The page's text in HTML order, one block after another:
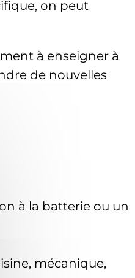
on peut
à enseigner à
de nouvelles
à la batterie ou un
mécanique,